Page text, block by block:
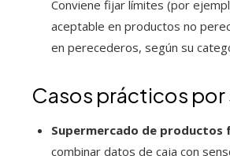
Conviene fijar límites (por
aceptable en productos no
en perecederos, según su
Casos prácticos
Supermercado de productos
combinar datos de caja con